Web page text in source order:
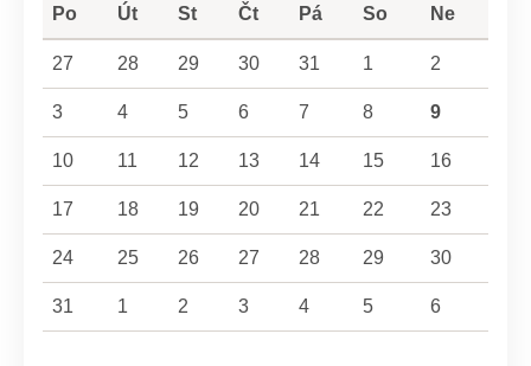
Po Út St Čt Pá So Ne
27 28 29 30 31 1 2
3 4 5 6 7 8 9
10 11 12 13 14 15 16
17 18 19 20 21 22 23
24 25 26 27 28 29 30
31 1 2 3 4 5 6